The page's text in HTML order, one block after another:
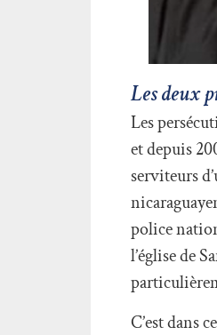
Les deux
Les
et depuis
serviteurs
police
l’église de
C’est dans